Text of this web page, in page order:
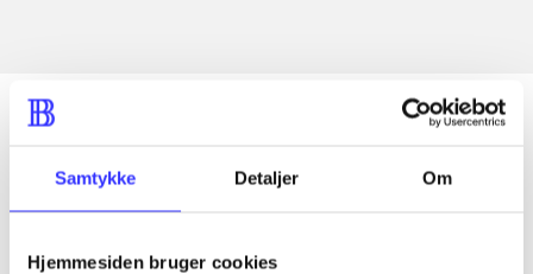
Samtykke Detaljer Om
Hjemmesiden bruger cookies
Artikler